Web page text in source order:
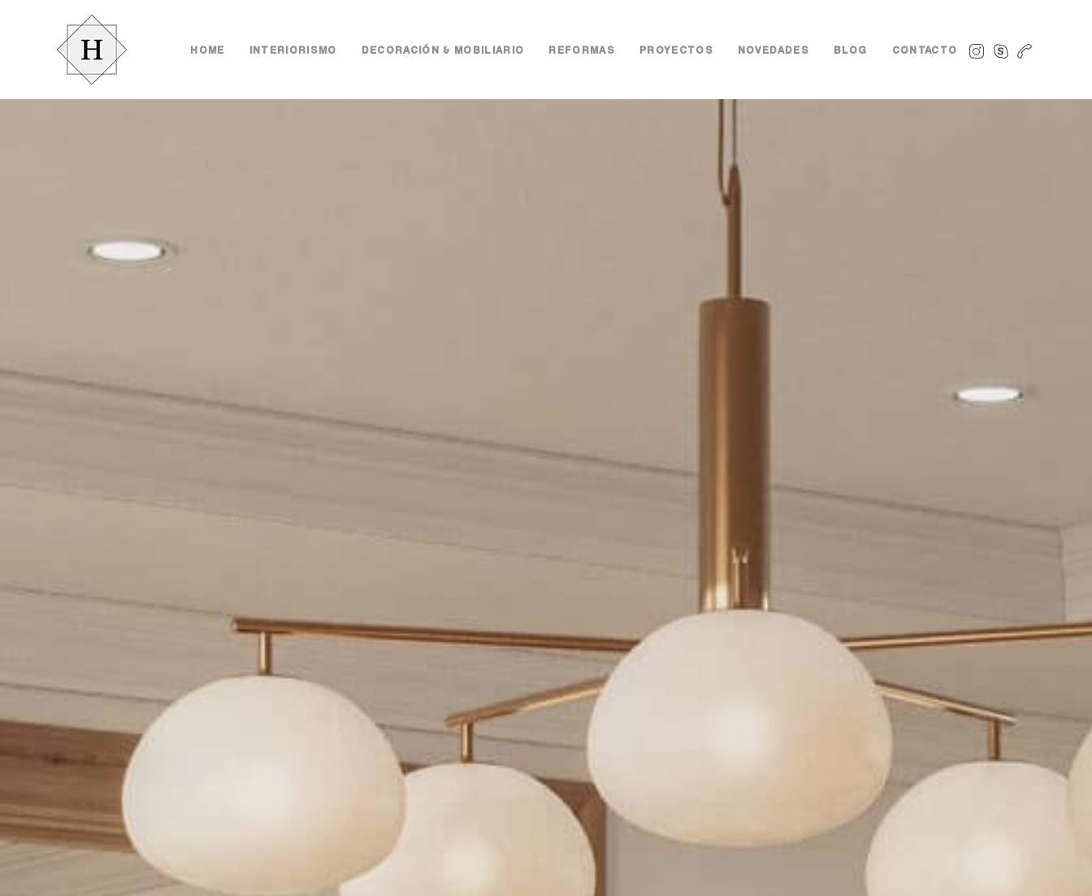
HOME INTERIORISMO DECORACIÓN & MOBILIARIO REFORMAS PROYECTOS NOVEDADES BLOG CONTACTO